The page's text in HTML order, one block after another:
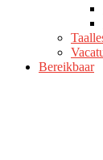
Bereikbaar